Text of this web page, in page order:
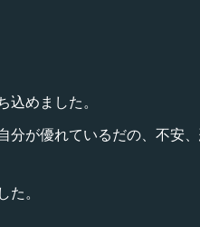
めました。
が優れているだの、不安
。